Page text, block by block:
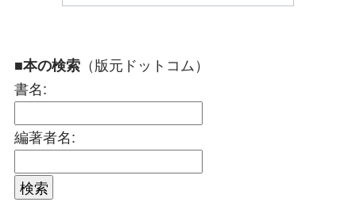
■本の検索 （版元ドットコム）
書名:
編著者名: